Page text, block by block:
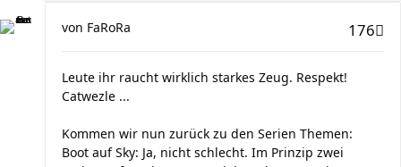
176
von FaRoRa
Leute ihr raucht wirklich starkes Zeug. Respekt!
Catwezle ...
Kommen wir nun zurück zu den Serien Themen:
Boot auf Sky: Ja, nicht schlecht. Im Prinzip zwei